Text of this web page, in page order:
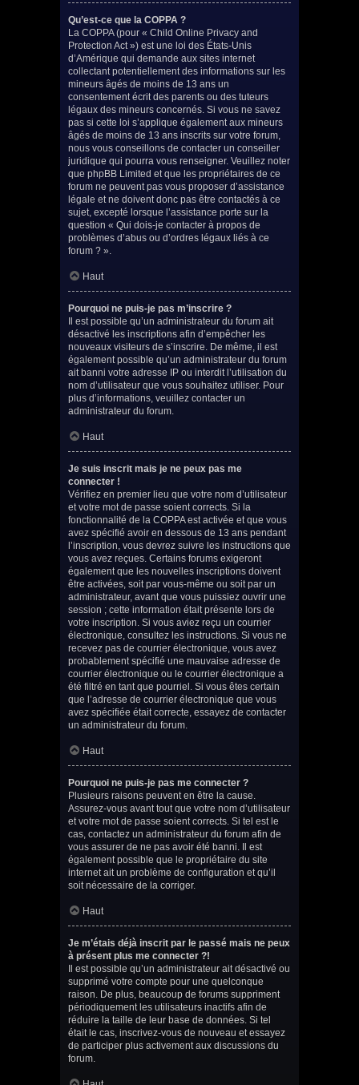
Qu’est-ce que la COPPA ?
La COPPA (pour « Child Online Privacy and
Protection Act ») est une loi des États-Unis
d’Amérique qui demande aux sites internet
collectant potentiellement des informations sur les
mineurs âgés de moins de 13 ans un
consentement écrit des parents ou des tuteurs
légaux des mineurs concernés. Si vous ne savez
pas si cette loi s’applique également aux mineurs
âgés de moins de 13 ans inscrits sur votre forum,
nous vous conseillons de contacter un conseiller
juridique qui pourra vous renseigner. Veuillez noter
que phpBB Limited et que les propriétaires de ce
forum ne peuvent pas vous proposer d’assistance
légale et ne doivent donc pas être contactés à ce
sujet, excepté lorsque l’assistance porte sur la
question « Qui dois-je contacter à propos de
problèmes d’abus ou d’ordres légaux liés à ce
forum ? ».
Haut
Pourquoi ne puis-je pas m’inscrire ?
Il est possible qu’un administrateur du forum ait
désactivé les inscriptions afin d’empêcher les
nouveaux visiteurs de s’inscrire. De même, il est
également possible qu’un administrateur du forum
ait banni votre adresse IP ou interdit l’utilisation du
nom d’utilisateur que vous souhaitez utiliser. Pour
plus d’informations, veuillez contacter un
administrateur du forum.
Haut
Je suis inscrit mais je ne peux pas me
connecter !
Vérifiez en premier lieu que votre nom d’utilisateur
et votre mot de passe soient corrects. Si la
fonctionnalité de la COPPA est activée et que vous
avez spécifié avoir en dessous de 13 ans pendant
l’inscription, vous devrez suivre les instructions que
vous avez reçues. Certains forums exigeront
également que les nouvelles inscriptions doivent
être activées, soit par vous-même ou soit par un
administrateur, avant que vous puissiez ouvrir une
session ; cette information était présente lors de
votre inscription. Si vous aviez reçu un courrier
électronique, consultez les instructions. Si vous ne
recevez pas de courrier électronique, vous avez
probablement spécifié une mauvaise adresse de
courrier électronique ou le courrier électronique a
été filtré en tant que pourriel. Si vous êtes certain
que l’adresse de courrier électronique que vous
avez spécifiée était correcte, essayez de contacter
un administrateur du forum.
Haut
Pourquoi ne puis-je pas me connecter ?
Plusieurs raisons peuvent en être la cause.
Assurez-vous avant tout que votre nom d’utilisateur
et votre mot de passe soient corrects. Si tel est le
cas, contactez un administrateur du forum afin de
vous assurer de ne pas avoir été banni. Il est
également possible que le propriétaire du site
internet ait un problème de configuration et qu’il
soit nécessaire de la corriger.
Haut
Je m’étais déjà inscrit par le passé mais ne peux
à présent plus me connecter ?!
Il est possible qu’un administrateur ait désactivé ou
supprimé votre compte pour une quelconque
raison. De plus, beaucoup de forums suppriment
périodiquement les utilisateurs inactifs afin de
réduire la taille de leur base de données. Si tel
était le cas, inscrivez-vous de nouveau et essayez
de participer plus activement aux discussions du
forum.